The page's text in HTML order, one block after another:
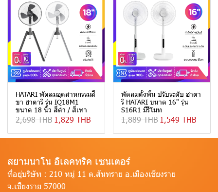
HATARI พัดลมอุตสาหกรรมสี่
ขา ฮาตาริ รุ่น IQ18M1
ขนาด 18 นิ้ว สีดำ / สีเทา
2,698 THB 1,829 THB
พัดลมตั้งพื้น ปรับระดับ ฮาตา
ริ HATARI ขนาด 16" รุ่น
S16R1 มีรีโมท
1,889 THB 1,549 THB
สยามนาโน อีเลคทริค เซนเตอร์
ที่อยู่บริษัท : 210 หมู่ 11 ต.สันทราย อ.เมืองเชียงราย
จ.เชียงราย 57000